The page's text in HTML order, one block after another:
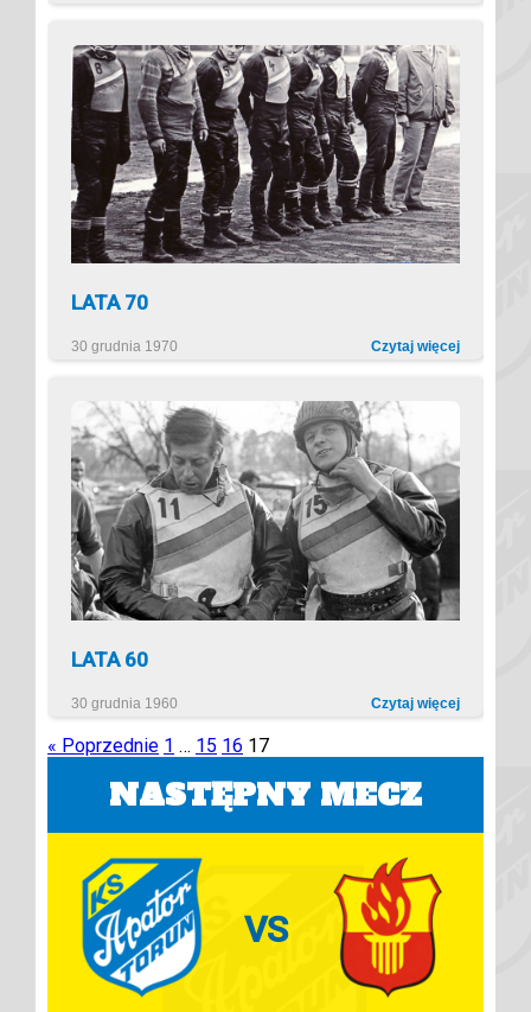
LATA 70
30 grudnia 1970 Czytaj więcej
LATA 60
30 grudnia 1960 Czytaj więcej
« Poprzednie 1 … 15 16 17
NASTĘPNY MECZ
VS